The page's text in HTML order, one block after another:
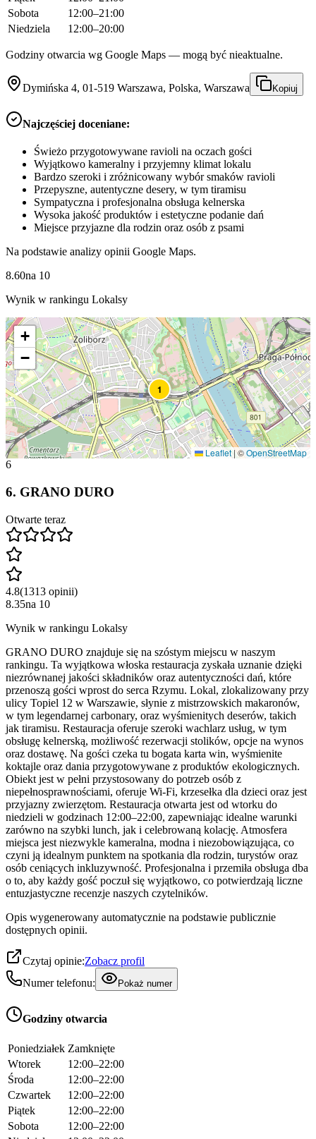
Sobota
12:00–21:00
Niedziela
12:00–20:00
Godziny otwarcia wg Google Maps — mogą być nieaktualne.
Dymińska 4, 01-519 Warszawa, Polska, Warszawa Kopiuj
Najczęściej doceniane:
Świeżo przygotowywane ravioli na oczach gości
Wyjątkowo kameralny i przyjemny klimat lokalu
Bardzo szeroki i zróżnicowany wybór smaków ravioli
Przepyszne, autentyczne desery, w tym tiramisu
Sympatyczna i profesjonalna obsługa kelnerska
Wysoka jakość produktów i estetyczne podanie dań
Miejsce przyjazne dla rodzin oraz osób z psami
Na podstawie analizy opinii Google Maps.
8.60na 10
Wynik w rankingu Lokalsy
1
+
−
Leaflet|©OpenStreetMap
6
6. GRANO DURO
Otwarte teraz
4.8(1313 opinii)
8.35na 10
Wynik w rankingu Lokalsy
GRANO DURO znajduje się na szóstym miejscu w naszym
rankingu. Ta wyjątkowa włoska restauracja zyskała uznanie dzięki
niezrównanej jakości składników oraz autentyczności dań, które
przenoszą gości wprost do serca Rzymu. Lokal, zlokalizowany przy
ulicy Topiel 12 w Warszawie, słynie z mistrzowskich makaronów,
w tym legendarnej carbonary, oraz wyśmienitych deserów, takich
jak tiramisu. Restauracja oferuje szeroki wachlarz usług, w tym
obsługę kelnerską, możliwość rezerwacji stolików, opcje na wynos
oraz dostawę. Na gości czeka tu bogata karta win, wyśmienite
koktajle oraz dania przygotowywane z produktów ekologicznych.
Obiekt jest w pełni przystosowany do potrzeb osób z
niepełnosprawnościami, oferuje Wi-Fi, krzesełka dla dzieci oraz jest
przyjazny zwierzętom. Restauracja otwarta jest od wtorku do
niedzieli w godzinach 12:00–22:00, zapewniając idealne warunki
zarówno na szybki lunch, jak i celebrowaną kolację. Atmosfera
miejsca jest niezwykle kameralna, modna i niezobowiązująca, co
czyni ją idealnym punktem na spotkania dla rodzin, turystów oraz
osób ceniących inkluzywność. Profesjonalna i przemiła obsługa dba
o to, aby każdy gość poczuł się wyjątkowo, co potwierdzają liczne
entuzjastyczne recenzje naszych czytelników.
Opis wygenerowany automatycznie na podstawie publicznie
dostępnych opinii.
Czytaj opinie:Zobacz profil
Numer telefonu:
Pokaż numer
Godziny otwarcia
Poniedziałek Zamknięte
Wtorek
12:00–22:00
Środa
12:00–22:00
Czwartek
12:00–22:00
Piątek
12:00–22:00
Sobota
12:00–22:00